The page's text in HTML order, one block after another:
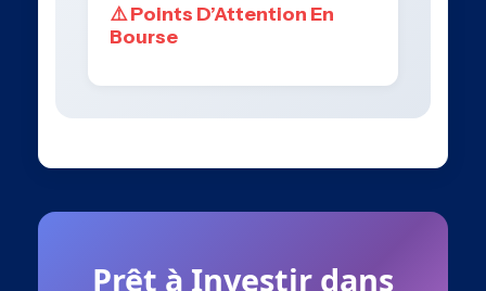
⚠️ Points D’Attention En
Bourse
Prêt à Investir dans